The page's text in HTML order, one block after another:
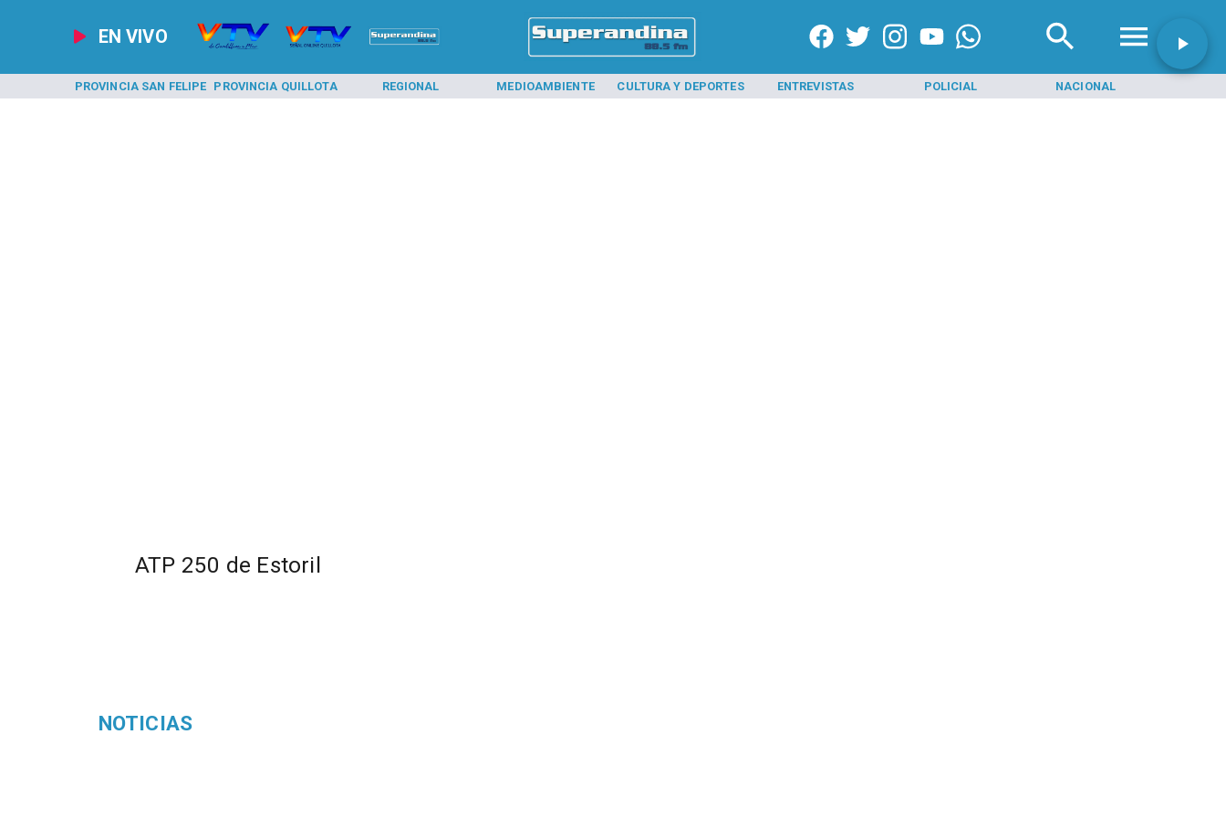
EN VIVO
PROVINCIA SAN FELIPE PROVINCIA QUILLOTA REGIONAL MEDIOAMBIENTE CULTURA Y DEPORTES ENTREVISTAS POLICIAL NACIONAL
ATP 250 de Estoril
NOTICIAS